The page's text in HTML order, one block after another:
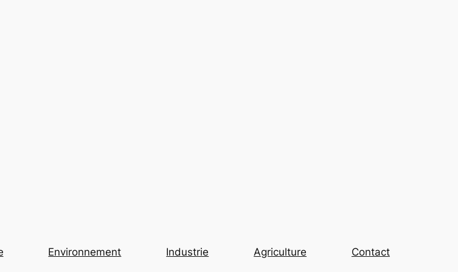
Environnement Industrie Agriculture Contact